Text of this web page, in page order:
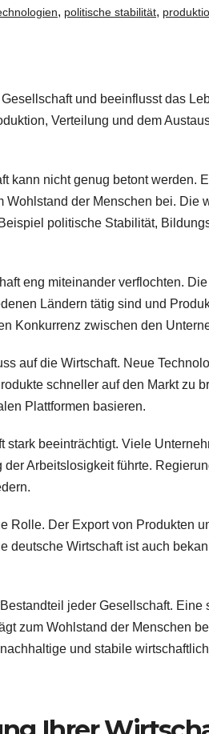
, politische stabilität,
und beeinflusst das
Verteilung und dem
kann nicht genug betont werden.
Wohlstand der Menschen bei. Die
politische Stabilität,
eng miteinander verflochten.
Ländern tätig sind und
Konkurrenz zwischen den
auf die Wirtschaft. Neue
schneller auf den Markt zu
Plattformen basieren.
beeinträchtigt. Viele
Arbeitslosigkeit führte.
Rolle. Der Export von Produkten
deutsche Wirtschaft ist auch
jeder Gesellschaft.
zum Wohlstand der Menschen
und stabile